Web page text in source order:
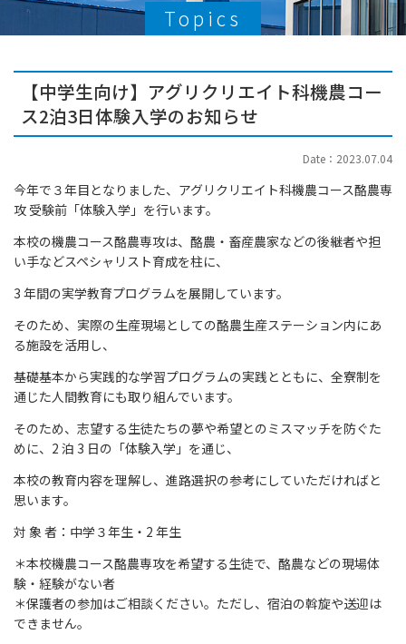
Topics
【中学生向け】アグリクリエイト科機農コー
ス2泊3日体験入学のお知らせ
Date：2023.07.04
今年で３年目となりました、アグリクリエイト科機農コース酪農専
攻 受験前「体験入学」を行います。
本校の機農コース酪農専攻は、酪農・畜産農家などの後継者や担
い手などスペシャリスト育成を柱に、
3 年間の実学教育プログラムを展開しています。
そのため、実際の生産現場としての酪農生産ステーション内にあ
る施設を活用し、
基礎基本から実践的な学習プログラムの実践とともに、全寮制を
通じた人間教育にも取り組んでいます。
そのため、志望する生徒たちの夢や希望とのミスマッチを防ぐた
めに、2 泊 3 日の「体験入学」を通じ、
本校の教育内容を理解し、進路選択の参考にしていただければと
思います。
対 象 者：中学３年生・2 年生
＊本校機農コース酪農専攻を希望する生徒で、酪農などの現場体
験・経験がない者
＊保護者の参加はご相談ください。ただし、宿泊の斡旋や送迎は
できません。